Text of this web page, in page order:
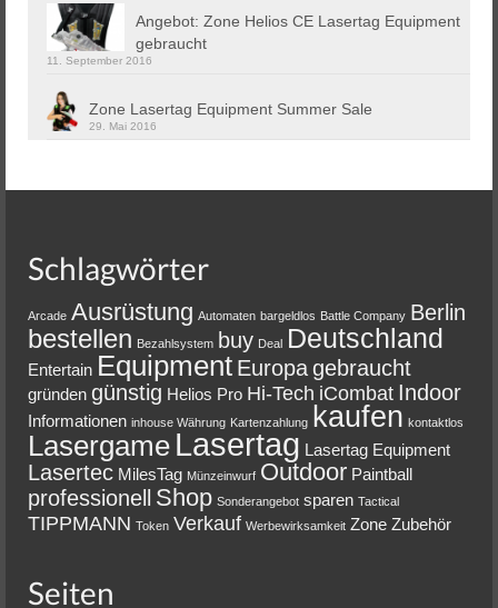
Angebot: Zone Helios CE Lasertag Equipment
gebraucht
11. September 2016
Zone Lasertag Equipment Summer Sale
29. Mai 2016
Schlagwörter
Arcade Ausrüstung Automaten bargeldlos Battle Company Berlin
bestellen Bezahlsystem buy Deal Deutschland
Entertain Equipment Europagebraucht
gründen günstig Helios Pro Hi-Tech iCombat Indoor
Informationen inhouse Währung Kartenzahlung kaufen kontaktlos
Lasergame Lasertag Lasertag Equipment
Lasertec MilesTag Münzeinwurf Outdoor Paintball
professionell Shop Sonderangebot sparen Tactical
TIPPMANN Token Verkauf Werbewirksamkeit Zone Zubehör
Seiten